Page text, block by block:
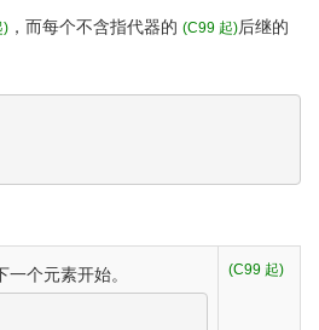
) ，而每个不含指代器的 (C99 起)后继的
个元素开始。 (C99 起)